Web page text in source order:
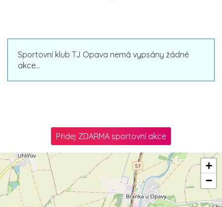
Sportovní klub TJ Opava nemá vypsány žádné
akce...
Přidej ZDARMA sportovní akce
+
−